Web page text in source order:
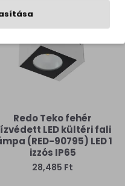
Redo Teko fehér
LED kültéri fali
(RED-90795) LED 1
izzós IP65
28,485 Ft